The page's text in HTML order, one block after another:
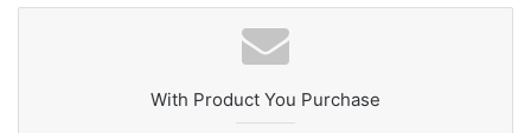
te
With Product You Purchase